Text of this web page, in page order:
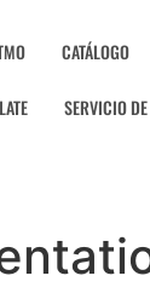
CATÁLOGO
SERVICIO